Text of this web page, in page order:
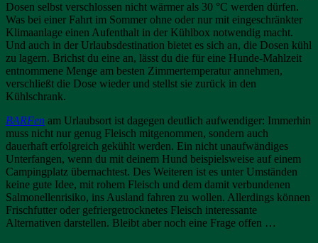
Dosen selbst verschlossen nicht wärmer als 30 °C werden dürfen.
Was bei einer Fahrt im Sommer ohne oder nur mit eingeschränkter
Klimaanlage einen Aufenthalt in der Kühlbox notwendig macht.
Und auch in der Urlaubsdestination bietet es sich an, die Dosen kühl
zu lagern. Brichst du eine an, lässt du die für eine Hunde-Mahlzeit
entnommene Menge am besten Zimmertemperatur annehmen,
verschließt die Dose wieder und stellst sie zurück in den
Kühlschrank.
BARFen am Urlaubsort ist dagegen deutlich aufwendiger: Immerhin
muss nicht nur genug Fleisch mitgenommen, sondern auch
dauerhaft erfolgreich gekühlt werden. Ein nicht unaufwändiges
Unterfangen, wenn du mit deinem Hund beispielsweise auf einem
Campingplatz übernachtest. Des Weiteren ist es unter Umständen
keine gute Idee, mit rohem Fleisch und dem damit verbundenen
Salmonellenrisiko, ins Ausland fahren zu wollen. Allerdings können
Frischfutter oder gefriergetrocknetes Fleisch interessante
Alternativen darstellen. Bleibt aber noch eine Frage offen …